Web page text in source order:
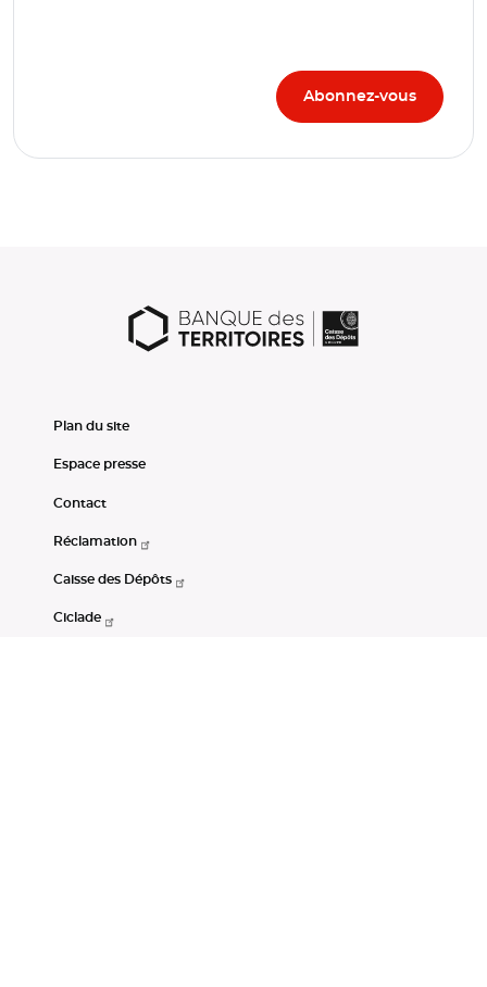
Plan du site
Espace presse
Contact
Réclamation
Caisse des Dépôts
Ciclade